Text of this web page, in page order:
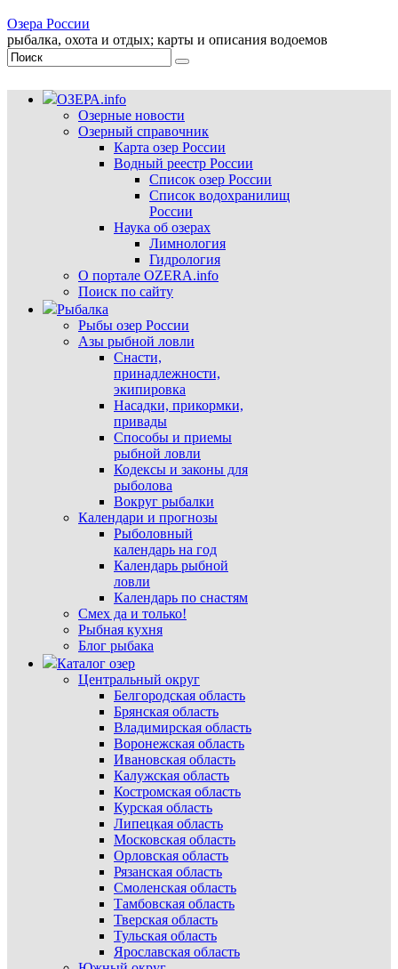
Озера России
рыбалка, охота и отдых; карты и описания водоемов
ОЗЕРА.info
Озерные новости
Озерный справочник
Карта озер России
Водный реестр России
Список озер России
Список водохранилищ
России
Наука об озерах
Лимнология
Гидрология
О портале OZERA.info
Поиск по сайту
Рыбалка
Рыбы озер России
Азы рыбной ловли
Снасти,
принадлежности,
экипировка
Насадки, прикормки,
привады
Способы и приемы
рыбной ловли
Кодексы и законы для
рыболова
Вокруг рыбалки
Календари и прогнозы
Рыболовный
календарь на год
Календарь рыбной
ловли
Календарь по снастям
Смех да и только!
Рыбная кухня
Блог рыбака
Каталог озер
Центральный округ
Белгородская область
Брянская область
Владимирская область
Воронежская область
Ивановская область
Калужская область
Костромская область
Курская область
Липецкая область
Московская область
Орловская область
Рязанская область
Смоленская область
Тамбовская область
Тверская область
Тульская область
Ярославская область